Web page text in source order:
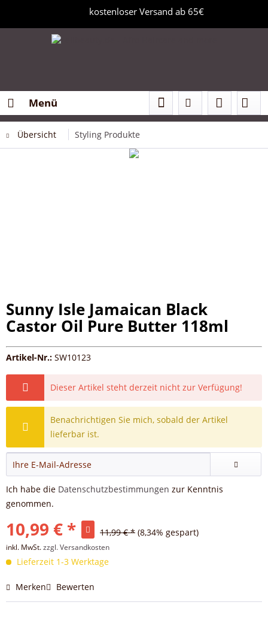
kostenloser Versand ab 65€
Menü
Übersicht Styling Produkte
Sunny Isle Jamaican Black
Castor Oil Pure Butter 118ml
Artikel-Nr.: SW10123
Dieser Artikel steht derzeit nicht zur Verfügung!
Benachrichtigen Sie mich, sobald der Artikel
lieferbar ist.
Ich habe die Datenschutzbestimmungen zur Kenntnis
genommen.
10,99 € * 11,99 € * (8,34% gespart)
inkl. MwSt.zzgl. Versandkosten
Lieferzeit 1-3 Werktage
Merken Bewerten